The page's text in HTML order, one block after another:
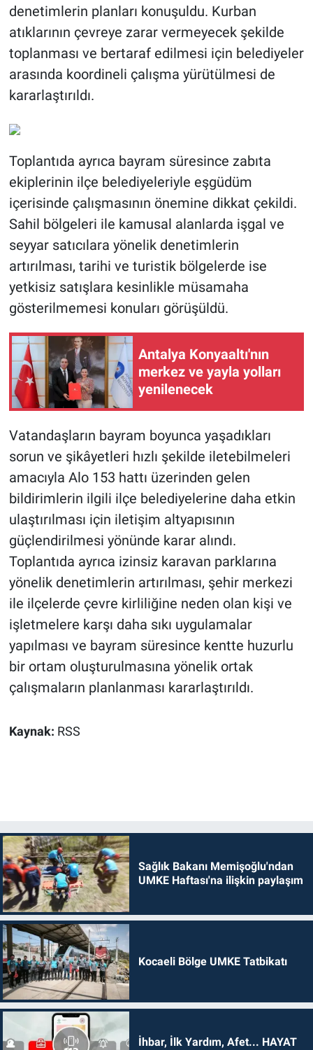
denetimlerin planları konuşuldu. Kurban
atıklarının çevreye zarar vermeyecek şekilde
toplanması ve bertaraf edilmesi için belediyeler
arasında koordineli çalışma yürütülmesi de
kararlaştırıldı.
Toplantıda ayrıca bayram süresince zabıta
ekiplerinin ilçe belediyeleriyle eşgüdüm
içerisinde çalışmasının önemine dikkat çekildi.
Sahil bölgeleri ile kamusal alanlarda işgal ve
seyyar satıcılara yönelik denetimlerin
artırılması, tarihi ve turistik bölgelerde ise
yetkisiz satışlara kesinlikle müsamaha
gösterilmemesi konuları görüşüldü.
Antalya Konyaaltı'nın
merkez ve yayla yolları
yenilenecek
Vatandaşların bayram boyunca yaşadıkları
sorun ve şikâyetleri hızlı şekilde iletebilmeleri
amacıyla Alo 153 hattı üzerinden gelen
bildirimlerin ilgili ilçe belediyelerine daha etkin
ulaştırılması için iletişim altyapısının
güçlendirilmesi yönünde karar alındı.
Toplantıda ayrıca izinsiz karavan parklarına
yönelik denetimlerin artırılması, şehir merkezi
ile ilçelerde çevre kirliliğine neden olan kişi ve
işletmelere karşı daha sıkı uygulamalar
yapılması ve bayram süresince kentte huzurlu
bir ortam oluşturulmasına yönelik ortak
çalışmaların planlanması kararlaştırıldı.
Kaynak: RSS
Sağlık Bakanı Memişoğlu'ndan
UMKE Haftası'na ilişkin paylaşım
Kocaeli Bölge UMKE Tatbikatı
İhbar, İlk Yardım, Afet... HAYAT